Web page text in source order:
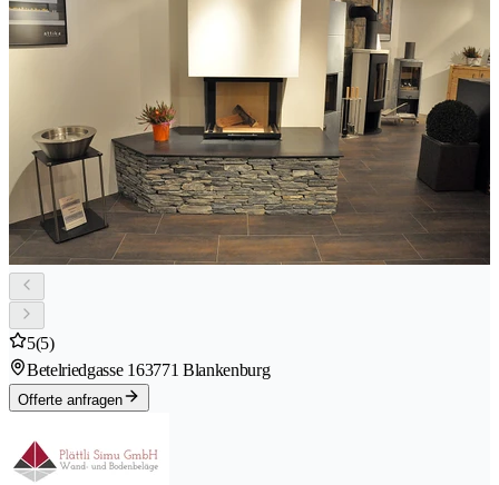
5(5)
Betelriedgasse 163771 Blankenburg
Offerte anfragen